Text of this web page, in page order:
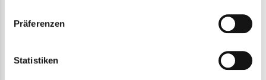
Präferenzen
Statistiken
Der Export eignet sich ideal für die
für die Baustelle und unterstützt eine klare